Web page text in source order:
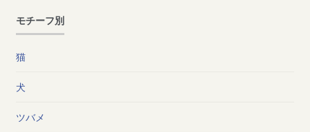
モチーフ別
猫
犬
ツバメ